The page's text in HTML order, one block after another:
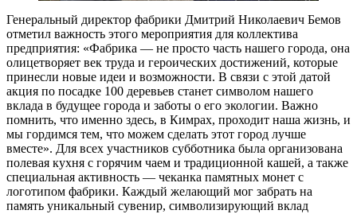
Генеральный директор фабрики Дмитрий Николаевич Бемов
отметил важность этого мероприятия для коллектива
предприятия: «Фабрика — не просто часть нашего города, она
олицетворяет век труда и героических достижений, которые
принесли новые идеи и возможности. В связи с этой датой
акция по посадке 100 деревьев станет символом нашего
вклада в будущее города и заботы о его экологии. Важно
помнить, что именно здесь, в Кимрах, проходит наша жизнь, и
мы гордимся тем, что можем сделать этот город лучше
вместе». Для всех участников субботника была организована
полевая кухня с горячим чаем и традиционной кашей, а также
специальная активность — чеканка памятных монет с
логотипом фабрики. Каждый желающий мог забрать на
память уникальный сувенир, символизирующий вклад